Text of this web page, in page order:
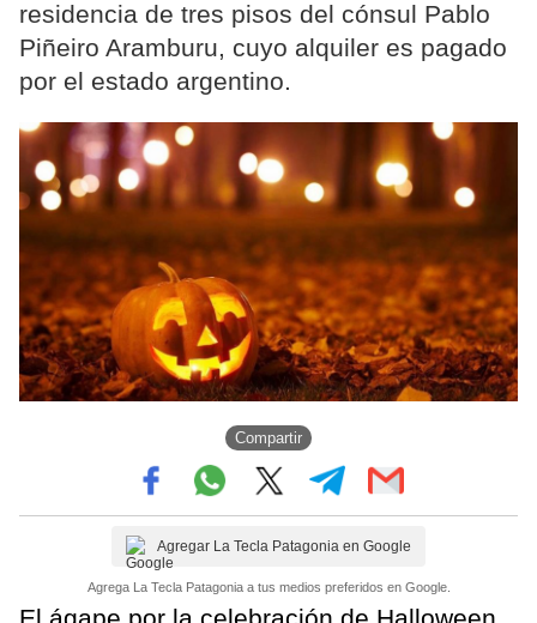
residencia de tres pisos del cónsul Pablo
Piñeiro Aramburu, cuyo alquiler es pagado
por el estado argentino.
Compartir
Agregar La Tecla Patagonia en Google
Agrega La Tecla Patagonia a tus medios preferidos en Google.
El ágape por la celebración de Halloween